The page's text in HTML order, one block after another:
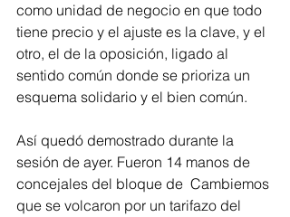
como unidad de negocio en que todo
tiene precio y el ajuste es la clave, y el
otro, el de la oposición, ligado al
sentido común donde se prioriza un
esquema solidario y el bien común.
Así quedó demostrado durante la
sesión de ayer. Fueron 14 manos de
concejales del bloque de  Cambiemos
que se volcaron por un tarifazo del